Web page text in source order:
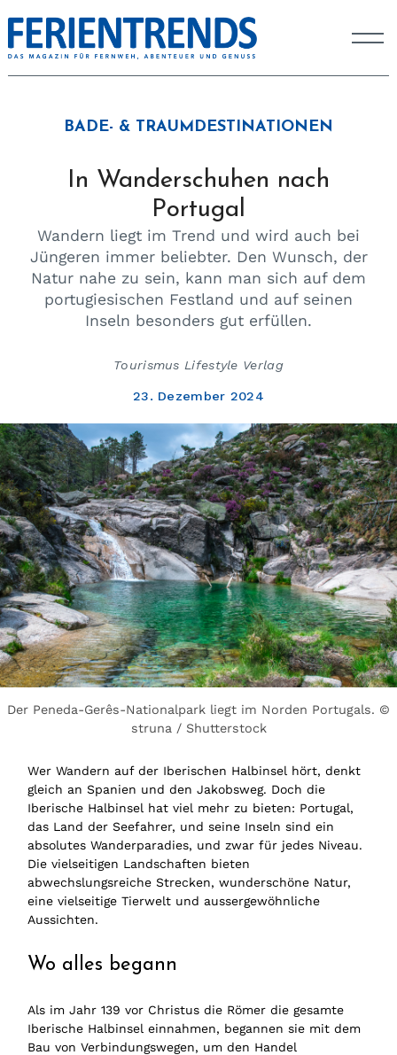
BADE- & TRAUMDESTINATIONEN
In Wanderschuhen nach
Portugal
Wandern liegt im Trend und wird auch bei
Jüngeren immer beliebter. Den Wunsch, der
Natur nahe zu sein, kann man sich auf dem
portugiesischen Festland und auf seinen
Inseln besonders gut erfüllen.
Tourismus Lifestyle Verlag
23. Dezember 2024
Der Peneda-Gerês-Nationalpark liegt im Norden Portugals. ©
struna / Shutterstock
Wer Wandern auf der Iberischen Halbinsel hört, denkt
gleich an Spanien und den Jakobsweg. Doch die
Iberische Halbinsel hat viel mehr zu bieten: Portugal,
das Land der Seefahrer, und seine Inseln sind ein
absolutes Wanderparadies, und zwar für jedes Niveau.
Die vielseitigen Landschaften bieten
abwechslungsreiche Strecken, wunderschöne Natur,
eine vielseitige Tierwelt und aussergewöhnliche
Aussichten.
Wo alles begann
Als im Jahr 139 vor Christus die Römer die gesamte
Iberische Halbinsel einnahmen, begannen sie mit dem
Bau von Verbindungswegen, um den Handel